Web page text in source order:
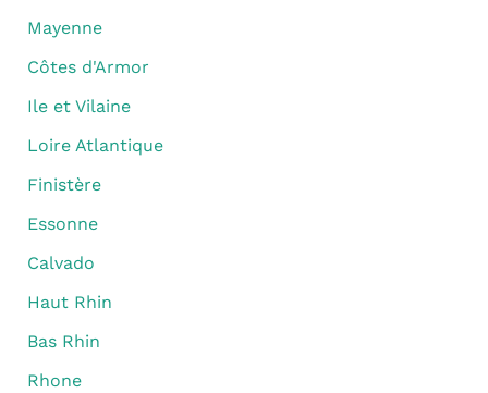
Mayenne
Côtes d'Armor
Ile et Vilaine
Loire Atlantique
Finistère
Essonne
Calvado
Haut Rhin
Bas Rhin
Rhone